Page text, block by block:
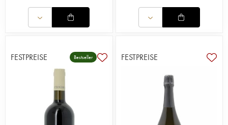
FESTPREISE Bestseller FESTPREISE